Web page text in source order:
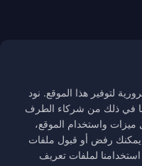
عن طريق النقر على "خدمة
لتوفير هذا الموقع. نود
في ذلك من شركاء الطرف
ميزات واستخدام الموقع،
يمكنك رفض أو قبول ملفات
استخدامنا لملفات تعريف